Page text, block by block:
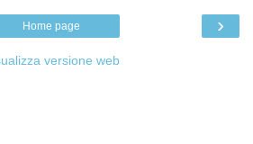
›
Home page
versione web